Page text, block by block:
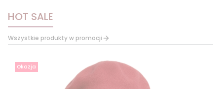
HOT SALE
Wszystkie produkty w promocji
Okazja